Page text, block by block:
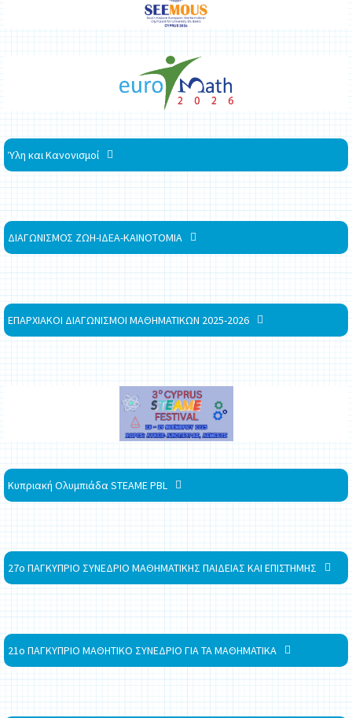
Ύλη και Κανονισμοί
ΔΙΑΓΩΝΙΣΜΟΣ ΖΩΗ-ΙΔΕΑ-ΚΑΙΝΟΤΟΜΙΑ
ΕΠΑΡΧΙΑΚΟΙ ΔΙΑΓΩΝΙΣΜΟΙ ΜΑΘΗΜΑΤΙΚΩΝ 2025-2026
Κυπριακή Ολυμπιάδα STEAME PBL
27ο ΠΑΓΚΥΠΡΙΟ ΣΥΝΕΔΡΙΟ ΜΑΘΗΜΑΤΙΚΗΣ ΠΑΙΔΕΙΑΣ ΚΑΙ ΕΠΙΣΤΗΜΗΣ
21ο ΠΑΓΚΥΠΡΙΟ ΜΑΘΗΤΙΚΟ ΣΥΝΕΔΡΙΟ ΓΙΑ ΤΑ ΜΑΘΗΜΑΤΙΚΑ